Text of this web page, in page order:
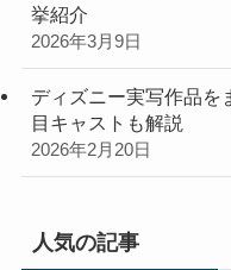
挙紹介
2026年3月9日
ディズニー実写作品を
目キャストも解説
2026年2月20日
人気の記事